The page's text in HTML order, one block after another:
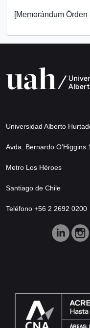
[Memorándum Órden
Universidad Alberto
Avda. Bernardo O’Higgins
Metro Los Héroes
Santiago de Chile
Teléfono +56 2 2692 0200